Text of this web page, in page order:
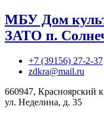
МБУ Дом
ЗАТО п.
+7 (39156) 27-2-37
zdkra@mail.ru
660947,
ул. Неделина, д. 35